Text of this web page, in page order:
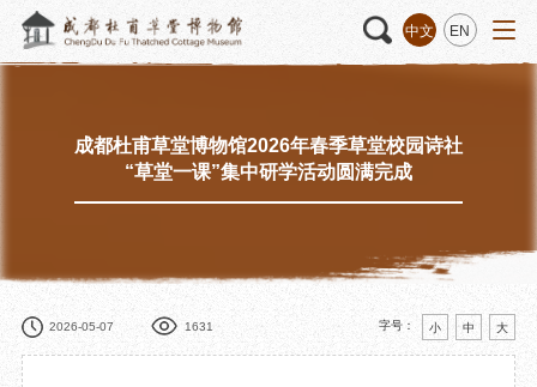
中文 EN
活动 “人日游草堂”系列文化活动 藏品
数字资源
捐赠名录
成都杜甫草堂博物馆2026年春季草堂校园诗社
“草堂一课”集中研学活动圆满完成
2026-05-07 1631 字号： 小 中 大